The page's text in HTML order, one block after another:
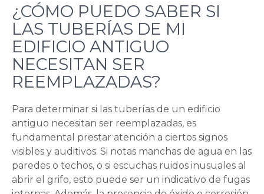
¿CÓMO PUEDO SABER SI
LAS TUBERÍAS DE MI
EDIFICIO ANTIGUO
NECESITAN SER
REEMPLAZADAS?
Para determinar si las tuberías de un edificio
antiguo necesitan ser reemplazadas, es
fundamental prestar atención a ciertos signos
visibles y auditivos. Si notas manchas de agua en las
paredes o techos, o si escuchas ruidos inusuales al
abrir el grifo, esto puede ser un indicativo de fugas